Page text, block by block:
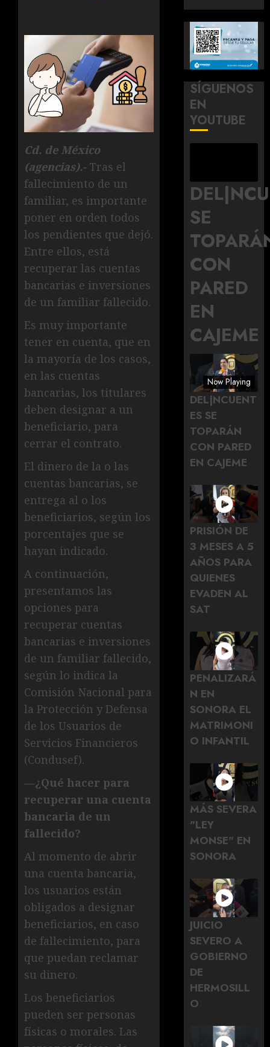
Cd. de México
(agencias).- Tras el
fallecimiento de un
familiar, es importante
poner en orden todos
los pendientes que dejó.
Entre ellos, está
recuperar las cuentas
bancarias e inversiones
de un familiar fallecido.
Es muy importante
tener en cuenta, que en
la mayoría de los casos,
en las cuentas
bancarias, los titulares
deben designar a un
beneficiario, para
cerrar el contrato.
El dinero de la o las
cuentas bancarias, se
entrega al o los
beneficiarios, según los
porcentajes que se
hayan indicado.
A continuación,
presentamos las
opciones para
recuperar cuentas
bancarias e inversiones
de un familiar fallecido,
según lo indica la
Comisión Nacional para
la Protección y Defensa
de los Usuarios de
Servicios Financieros
(Condusef).
—¿Qué hacer para
recuperar una cuenta
bancaria de un
fallecido?
Al momento de abrir
una cuenta bancaria,
los usuarios están
obligados a designar
beneficiarios, en caso
de fallecimiento, para
que puedan reclamar
su dinero.
Los beneficiarios
pueden ser personas
físicas o morales. Las
SÍGUENOS
EN
YOUTUBE
SE
CON
PARED
EN
CAJEME
Now Playing
DEL|NCUENT
ES SE
TOPARÁN
CON PARED
EN CAJEME
PRISIÓN DE
3 MESES A 5
AÑOS PARA
QUIENES
EVADEN AL
SAT
PENALIZARÁ
N EN
SONORA EL
MATRIMONI
O INFANTIL
MÁS SEVERA
"LEY
MONSE" EN
SONORA
JUICIO
SEVERO A
GOBIERNO
DE
HERMOSILL
O